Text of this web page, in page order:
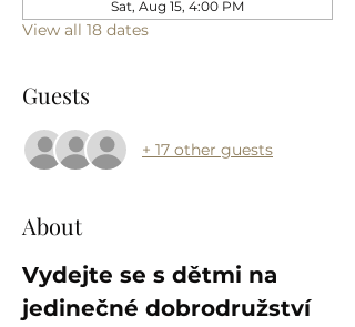
Sat, Aug 15, 4:00 PM
View all 18 dates
Guests
+ 17 other guests
About
Vydejte se s dětmi na
jedinečné dobrodružství